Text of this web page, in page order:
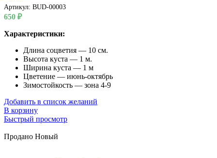
Артикул: BUD-00003
650 ₽
Характеристики:
Длина соцветия — 10 см.
Высота куста — 1 м.
Ширина куста — 1 м
Цветение — июнь-октябрь
Зимостойкость — зона 4-9
Добавить в список желаний
В корзину
Быстрый просмотр
Продано Новый